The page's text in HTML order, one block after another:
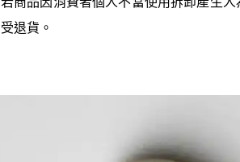
受退貨。